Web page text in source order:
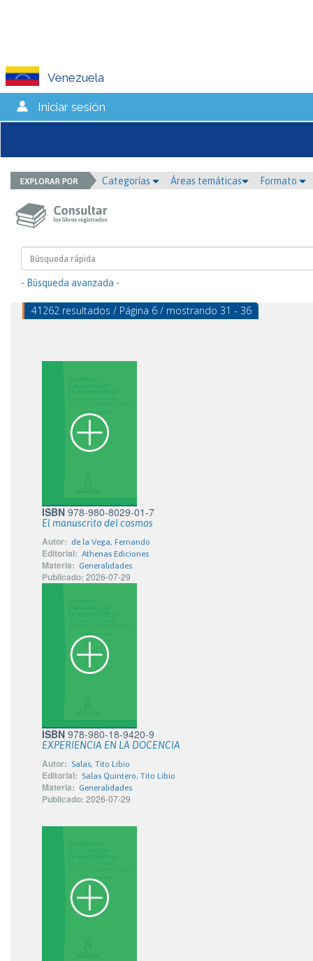
Venezuela
Iniciar sesión
Categorías Áreas temáticas Formato
- Búsqueda avanzada -
41262 resultados / Página 6 / mostrando 31 - 36
ISBN 978-980-8029-01-7
El manuscrito del cosmos
Autor: de la Vega, Fernando
Editorial: Athenas Ediciones
Materia: Generalidades
Publicado: 2026-07-29
ISBN 978-980-18-9420-9
EXPERIENCIA EN LA DOCENCIA
Autor: Salas, Tito Libio
Editorial: Salas Quintero, Tito Libio
Materia: Generalidades
Publicado: 2026-07-29